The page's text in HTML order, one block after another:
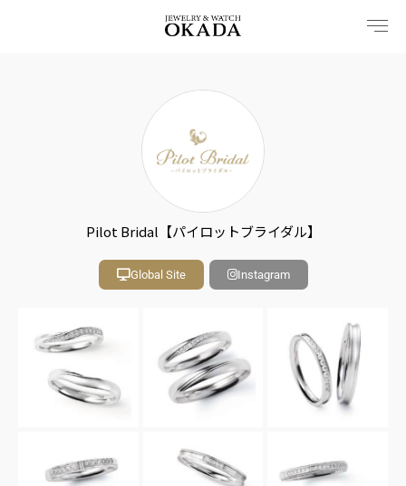
Pilot Bridal【パイロットブライダル】
Global Site Instagram